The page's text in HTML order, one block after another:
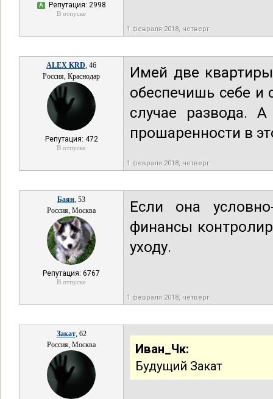
А Репутация: 2998
В отпуске
1 февраля 2018, четверг
ALEX KRD, 46
Россия, Краснодар
Репутация: 472
В отпуске
Имей две
обеспечишь себе
случае развода.
прошаренности в
1 февраля 2018, четверг
Баян, 53
Россия, Москва
Репутация: 6767
В отпуске
Если она
финансы
уходу.
1 февраля 2018, четверг
Закат, 62
Россия, Москва
Иван_Чк:
Будущий Закат